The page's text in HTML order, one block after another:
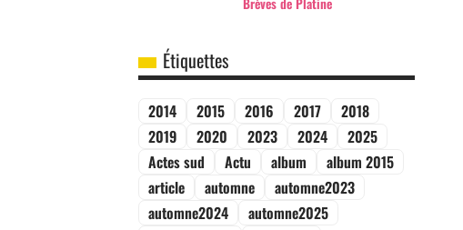
Étiquettes
2014 2015 2016 2017
2018
2019
2020 2023 2024
2025
Actes sud
Actu album
album 2015
article
automne
automne2023
automne2024
automne2025